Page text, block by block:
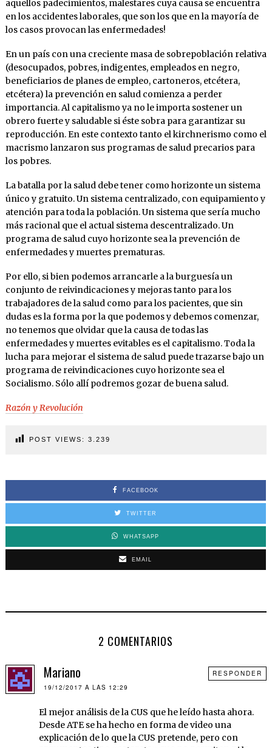
aquellos padecimientos, malestares cuya causa se encuentra
en los accidentes laborales, que son los que en la mayoría de
los casos provocan las enfermedades!
En un país con una creciente masa de sobrepoblación relativa
(desocupados, pobres, indigentes, empleados en negro,
beneficiarios de planes de empleo, cartoneros, etcétera,
etcétera) la prevención en salud comienza a perder
importancia. Al capitalismo ya no le importa sostener un
obrero fuerte y saludable si éste sobra para garantizar su
reproducción. En este contexto tanto el kirchnerismo como el
macrismo lanzaron sus programas de salud precarios para
los pobres.
La batalla por la salud debe tener como horizonte un sistema
único y gratuito. Un sistema centralizado, con equipamiento y
atención para toda la población. Un sistema que sería mucho
más racional que el actual sistema descentralizado. Un
programa de salud cuyo horizonte sea la prevención de
enfermedades y muertes prematuras.
Por ello, si bien podemos arrancarle a la burguesía un
conjunto de reivindicaciones y mejoras tanto para los
trabajadores de la salud como para los pacientes, que sin
dudas es la forma por la que podemos y debemos comenzar,
no tenemos que olvidar que la causa de todas las
enfermedades y muertes evitables es el capitalismo. Toda la
lucha para mejorar el sistema de salud puede trazarse bajo un
programa de reivindicaciones cuyo horizonte sea el
Socialismo. Sólo allí podremos gozar de buena salud.
Razón y Revolución
POST VIEWS: 3.239
FACEBOOK
TWITTER
WHATSAPP
EMAIL
2 COMENTARIOS
Mariano
19/12/2017 A LAS 12:29
El mejor análisis de la CUS que he leído hasta ahora.
Desde ATE se ha hecho en forma de video una
explicación de lo que la CUS pretende, pero con
RESPONDER